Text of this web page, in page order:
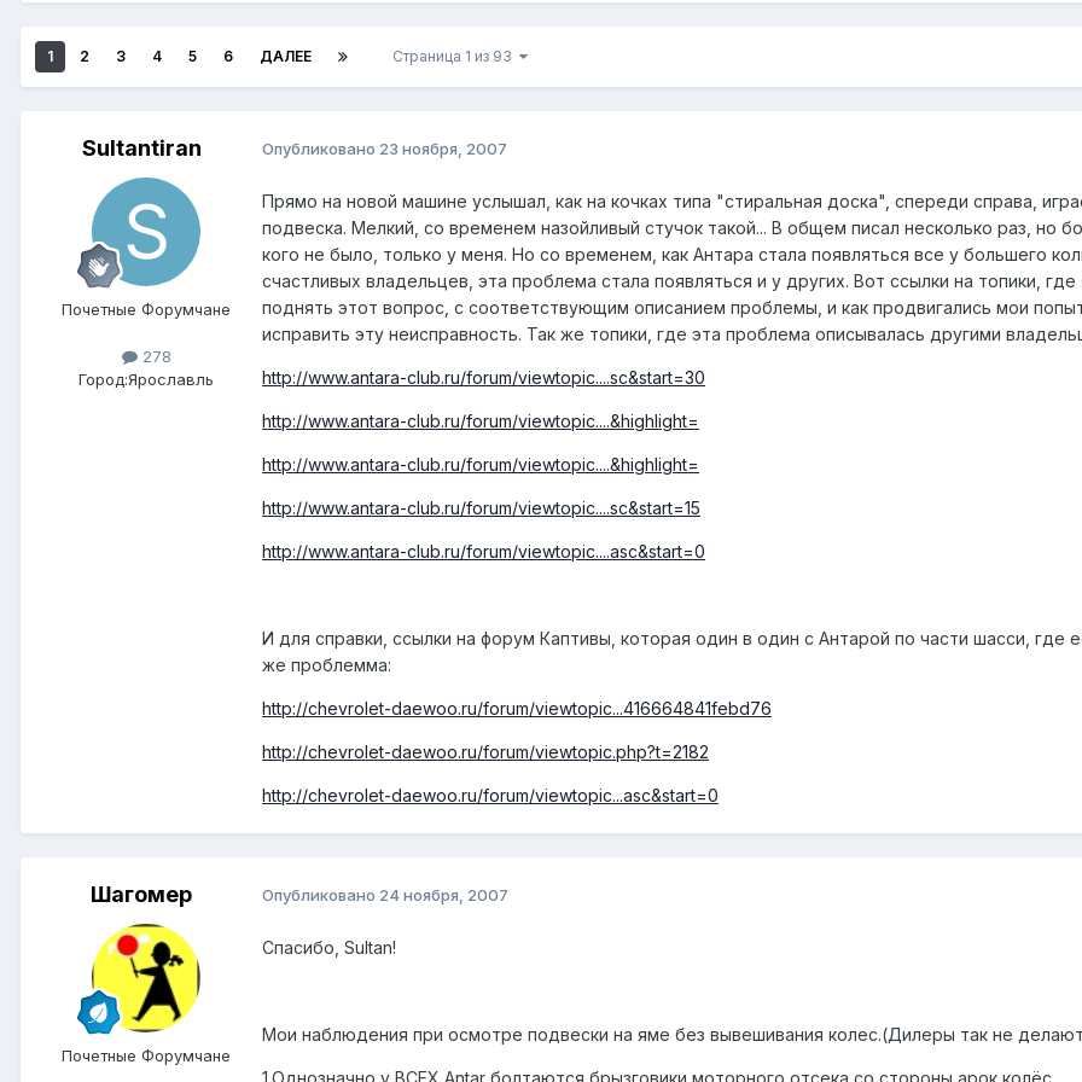
1 2 3 4 5 6 ДАЛЕЕ Страница 1 из 93
Sultantiran
Почетные Форумчане
278
Город:Ярославль
Опубликовано 23 ноября, 2007
Прямо на новой машине услышал, как на кочках типа "стиральная доска", спереди справа,
подвеска. Мелкий, со временем назойливый стучок такой... В общем писал несколько раз, но
кого не было, только у меня. Но со временем, как Антара стала появляться все у большего
счастливых владельцев, эта проблема стала появляться и у других. Вот ссылки на топики, где
поднять этот вопрос, с соответствующим описанием проблемы, и как продвигались мои
исправить эту неисправность. Так же топики, где эта проблема описывалась другими
http://www.antara-club.ru/forum/viewtopic....sc&start=30
http://www.antara-club.ru/forum/viewtopic....&highlight=
http://www.antara-club.ru/forum/viewtopic....&highlight=
http://www.antara-club.ru/forum/viewtopic....sc&start=15
http://www.antara-club.ru/forum/viewtopic....asc&start=0
И для справки, ссылки на форум Каптивы, которая один в один с Антарой по части шасси, где
же проблемма:
http://chevrolet-daewoo.ru/forum/viewtopic...416664841febd76
http://chevrolet-daewoo.ru/forum/viewtopic.php?t=2182
http://chevrolet-daewoo.ru/forum/viewtopic...asc&start=0
Шагомер
Почетные Форумчане
Опубликовано 24 ноября, 2007
Спасибо, Sultan!
Мои наблюдения при осмотре подвески на яме без вывешивания колес.(Дилеры так не
1.Однозначно у ВСЕХ Antar болтаются брызговики моторного отсека со стороны арок колёс.